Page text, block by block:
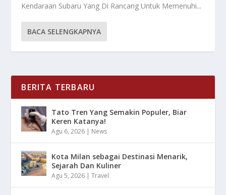
Kendaraan Subaru Yang Di Rancang Untuk Memenuhi...
BACA SELENGKAPNYA
BERITA TERBARU
Tato Tren Yang Semakin Populer, Biar
Keren Katanya!
Agu 6, 2026 | News
Kota Milan sebagai Destinasi Menarik,
Sejarah Dan Kuliner
Agu 5, 2026 |Travel